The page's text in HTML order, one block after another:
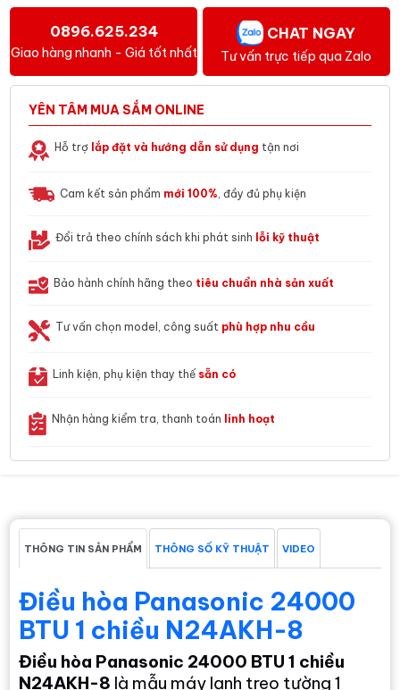
0896.625.234
Giao hàng nhanh - Giá tốt nhất
CHAT NGAY
Tư vấn trực tiếp qua Zalo
YÊN TÂM MUA SẮM ONLINE
Hỗ trợ lắp đặt và hướng dẫn sử dụng tận nơi
Cam kết sản phẩm mới 100% , đầy đủ phụ kiện
Đổi trả theo chính sách khi phát sinh lỗi kỹ thuật
Bảo hành chính hãng theo tiêu chuẩn nhà sản xuất
Tư vấn chọn model, công suất phù hợp nhu cầu
Linh kiện, phụ kiện thay thế sẵn có
Nhận hàng kiểm tra, thanh toán linh hoạt
THÔNG TIN SẢN PHẨM THÔNG SỐ KỸ THUẬT VIDEO
Điều hòa Panasonic 24000
BTU 1 chiều N24AKH-8
Điều hòa Panasonic 24000 BTU 1 chiều
N24AKH-8 là mẫu máy lạnh treo tường 1